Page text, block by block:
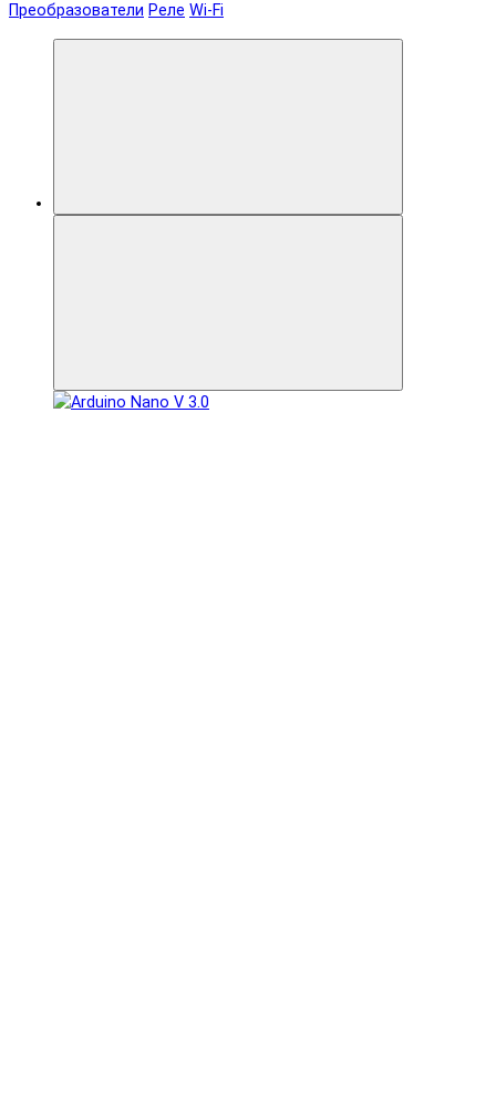
Преобразователи Реле Wi-Fi